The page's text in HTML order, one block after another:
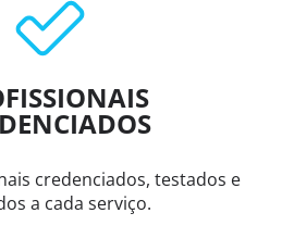
credenciados, testados e
a cada serviço.